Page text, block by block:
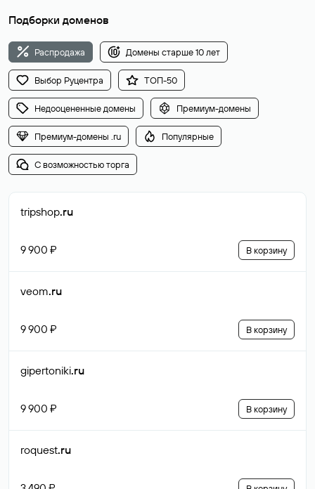
Подборки доменов
Распродажа Домены старше 10 лет
Выбор Руцентра ТОП-50
Недооцененные домены Премиум-домены
Премиум-домены .ru Популярные
С возможностью торга
tripshop.ru
9 900 ₽ В корзину
veom.ru
9 900 ₽ В корзину
gipertoniki.ru
9 900 ₽ В корзину
roquest.ru